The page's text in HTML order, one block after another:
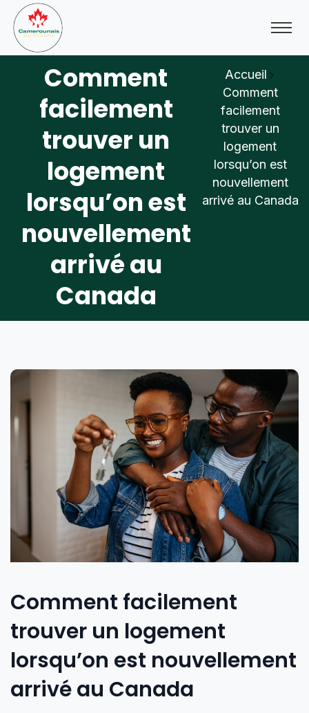
Comment
facilement
trouver un
logement
lorsqu’on est
nouvellement
arrivé au
Canada
Accueil
Comment
facilement
trouver un
logement
lorsqu’on est
nouvellement
arrivé au Canada
Comment facilement
trouver un logement
lorsqu’on est nouvellement
arrivé au Canada